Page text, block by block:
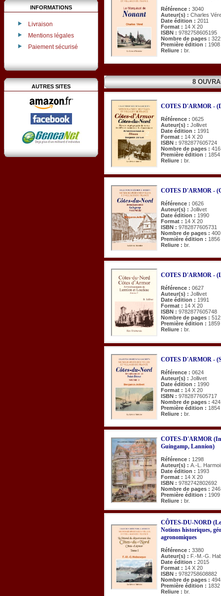
INFORMATIONS
Livraison
Mentions légales
Paiement sécurisé
AUTRES SITES
Référence : 3040
Auteur(s) : Charles
Date édition : 2011
Format : 14 X 20
ISBN : 9782758605195
Nombre de pages : 322
Première édition : 1908
Reliure : br.
8
COTES D'ARMOR -
Référence : 0625
Auteur(s) : Jollivet
Date édition : 1991
Format : 14 X 20
ISBN : 9782877605724
Nombre de pages : 416
Première édition : 1854
Reliure : br.
COTES D'ARMOR -
Référence : 0626
Auteur(s) : Jollivet
Date édition : 1990
Format : 14 X 20
ISBN : 9782877605731
Nombre de pages : 400
Première édition : 1856
Reliure : br.
COTES D'ARMOR -
Référence : 0627
Auteur(s) : Jollivet
Date édition : 1991
Format : 14 X 20
ISBN : 9782877605748
Nombre de pages : 512
Première édition : 1859
Reliure : br.
COTES D'ARMOR -
Référence : 0624
Auteur(s) : Jollivet
Date édition : 1990
Format : 14 X 20
ISBN : 9782877605717
Nombre de pages : 424
Première édition : 1854
Reliure : br.
COTES-D'ARMOR
Guingamp, Lannion)
Référence : 1298
Auteur(s) : A.-L.
Date édition : 1993
Format : 14 X 20
ISBN : 9782742802692
Nombre de pages : 246
Première édition : 1909
Reliure : br.
CÔTES-DU-NORD
Notions historiques,
agronomiques
Référence : 3380
Auteur(s) : F.-M.-G.
Date édition : 2015
Format : 14 X 20
ISBN : 9782758608882
Nombre de pages : 494
Première édition : 1832
Reliure : br.